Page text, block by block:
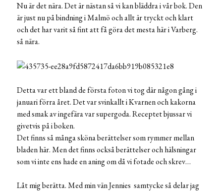
Nu är det nära. Det är nästan så vi kan bläddra i vår bok. Den
är just nu på bindning i Malmö och allt är tryckt och klart
och det har varit så fint att få göra det mesta här i Varberg.
så nära.
Detta var ett bland de första foton vi tog där någon gång i
januari förra året. Det var svinkallt i Kvarnen och kakorna
med smak av ingefära var supergoda. Receptet bjussar vi
givetvis på i boken.
Det finns så många sköna berättelser som rymmer mellan
bladen här. Men det finns också berättelser och hälsningar
som vi inte ens hade en aning om då vi fotade och skrev…
Låt mig berätta. Med min vän Jennies samtycke så delar jag